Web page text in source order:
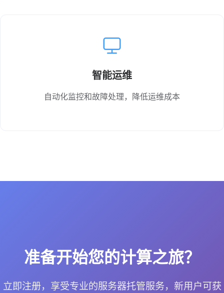
智能运维
自动化监控和故障处理，降低运维成本
准备开始您的计算之旅？
立即注册，享受专业的服务器托管服务，新用户可获